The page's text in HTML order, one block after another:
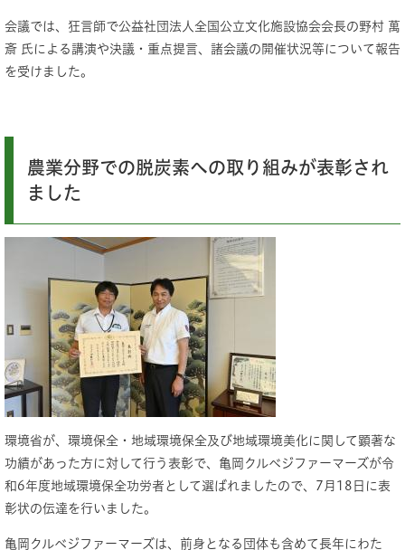
会議では、狂言師で公益社団法人全国公立文化施設協会会長の野村 萬
斎 氏による講演や決議・重点提言、諸会議の開催状況等について報告
を受けました。
農業分野での脱炭素への取り組みが表彰され
ました
環境省が、環境保全・地域環境保全及び地域環境美化に関して顕著な
功績があった方に対して行う表彰で、亀岡クルベジファーマーズが令
和6年度地域環境保全功労者として選ばれましたので、7月18日に表
彰状の伝達を行いました。
亀岡クルベジファーマーズは、前身となる団体も含めて長年にわた